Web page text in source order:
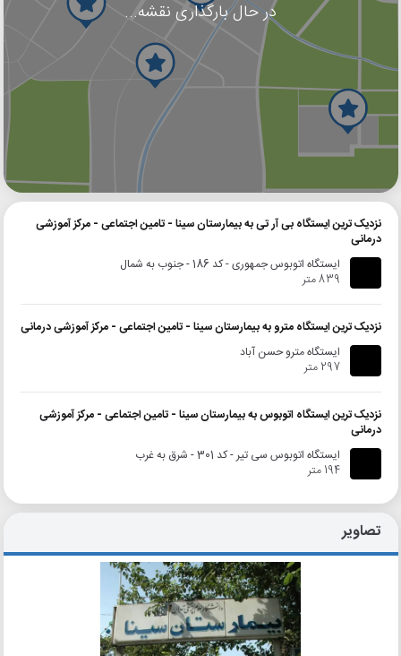
در حال بارگذاری نقشه...
گوگل
نزدیک ترین ایستگاه بی آر تی به بیمارستان سینا - تامین اجتماعی - مرکز آموزشی
درمانی
ایستگاه اتوبوس جمهوری - کد 186 - جنوب به شمال
839 متر
نزدیک ترین ایستگاه مترو به بیمارستان سینا - تامین اجتماعی - مرکز آموزشی درمانی
ایستگاه مترو حسن آباد
297 متر
نزدیک ترین ایستگاه اتوبوس به بیمارستان سینا - تامین اجتماعی - مرکز آموزشی
درمانی
ایستگاه اتوبوس سی تیر - کد 301 - شرق به غرب
194 متر
تصاویر